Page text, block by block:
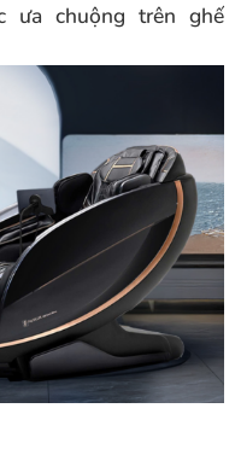
ưa chuộng trên ghế